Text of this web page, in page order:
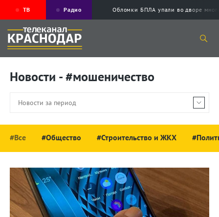
ТВ Радио Обломки БПЛА упали во дворе
Новости - #мошеничество
#Все #Общество #Строительство и ЖКХ